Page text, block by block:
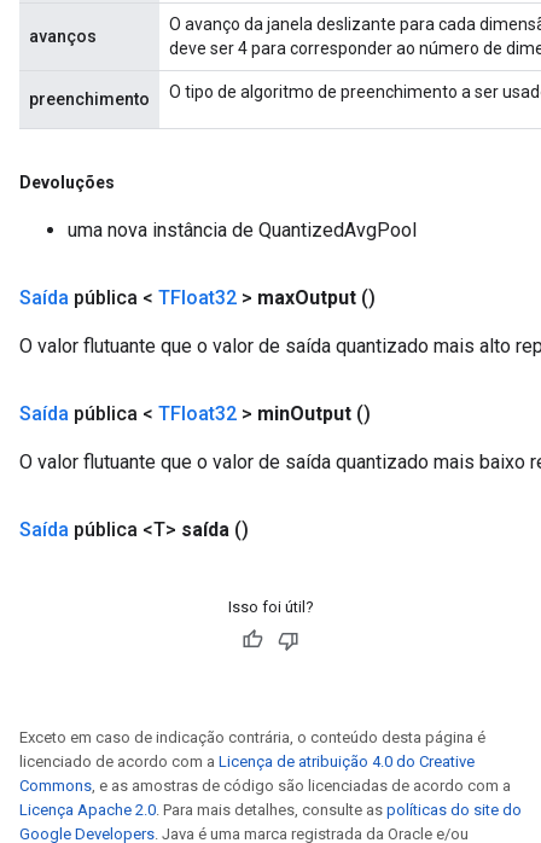
avanços
O avanço da janela deslizante para cada
deve ser 4 para corresponder ao número de
preenchimento O tipo de algoritmo de preenchimento a ser
Devoluções
uma nova instância de QuantizedAvgPool
Saída pública < TFloat32 > maxOutput ()
O valor flutuante que o valor de saída quantizado mais alto
Saída pública < TFloat32 > minOutput ()
O valor flutuante que o valor de saída quantizado mais baixo
Saída pública <T> saída ()
Isso foi útil?
Exceto em caso de indicação contrária, o conteúdo desta página é
licenciado de acordo com a Licença de atribuição 4.0 do Creative
Commons, e as amostras de código são licenciadas de acordo com a
Licença Apache 2.0. Para mais detalhes, consulte as políticas do site do
Google Developers. Java é uma marca registrada da Oracle e/ou